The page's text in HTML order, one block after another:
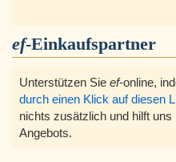
ef-Einkaufspartner
Unterstützen Sie ef-online,
durch einen Klick auf diesen
nichts zusätzlich und hilft
Angebots.